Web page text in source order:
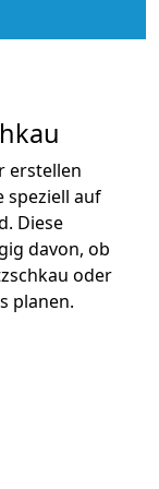
erstellen
speziell auf
Diese
davon, ob
oder
planen.